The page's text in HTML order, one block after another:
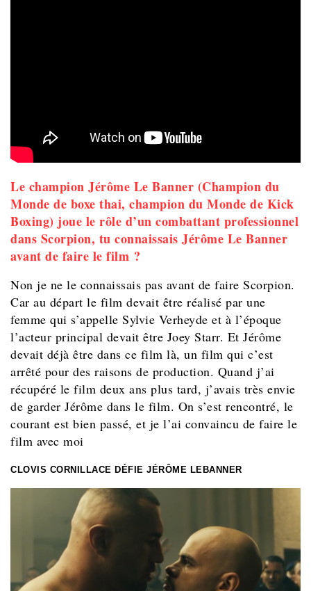
Le champion Jérôme Le Banner (Champion du
Monde de boxe thai, champion du Monde de Kick
Boxing) joue le rôle d’un combattant professionnel
dans Scorpion, tu connaissais Jérôme Le Banner
avant de faire le film ?
Non je ne le connaissais pas avant de faire Scorpion.
Car au départ le film devait être réalisé par une
femme qui s’appelle Sylvie Verheyde et à l’époque
l’acteur principal devait être Joey Starr. Et Jérôme
devait déjà être dans ce film là, un film qui c’est
arrêté pour des raisons de production. Quand j’ai
récupéré le film deux ans plus tard, j’avais très envie
de garder Jérôme dans le film. On s’est rencontré, le
courant est bien passé, et je l’ai convaincu de faire le
film avec moi
CLOVIS CORNILLACE DÉFIE JÉRÔME LEBANNER